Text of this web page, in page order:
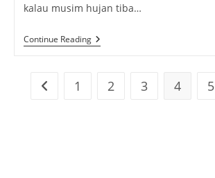
kalau musim hujan tiba…
Continue ReadingSup
Ayam
Yang
Harum
Go to the previous page
1 2 3 4 5